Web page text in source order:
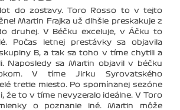
do zostavy. Toro Rosso to v tejto
Martin Frajka už dlhšie preskakuje z
druhej. V Béčku exceluje, v Áčku to
Počas letnej prestávky sa objavila
B, a tak sa toho v tíme chytili a
Naposledy sa Martin objavil v béčku
V tíme Jirku Syrovatského
tretie miesto. Po spomínanej sezóne
že to v tíme nevyzeralo ideálne. V Toro
o poznanie iné. Martin môže